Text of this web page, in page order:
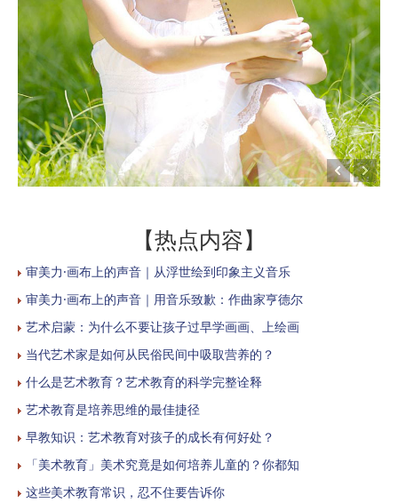
【热点内容】
审美力·画布上的声音｜从浮世绘到印象主义音乐
审美力·画布上的声音｜用音乐致歉：作曲家亨德尔
艺术启蒙：为什么不要让孩子过早学画画、上绘画
当代艺术家是如何从民俗民间中吸取营养的？
什么是艺术教育？艺术教育的科学完整诠释
艺术教育是培养思维的最佳捷径
早教知识：艺术教育对孩子的成长有何好处？
「美术教育」美术究竟是如何培养儿童的？你都知
这些美术教育常识，忍不住要告诉你